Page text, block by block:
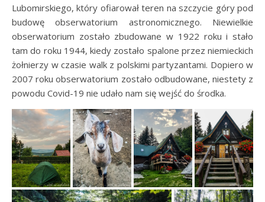
Lubomirskiego, który ofiarował teren na szczycie góry pod
budowę obserwatorium astronomicznego. Niewielkie
obserwatorium zostało zbudowane w 1922 roku i stało
tam do roku 1944, kiedy zostało spalone przez niemieckich
żołnierzy w czasie walk z polskimi partyzantami. Dopiero w
2007 roku obserwatorium zostało odbudowane, niestety z
powodu Covid-19 nie udało nam się wejść do środka.